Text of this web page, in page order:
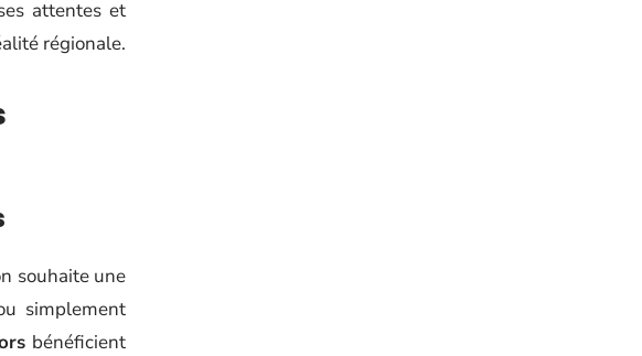
attentes et
régionale.
souhaite une
simplement
bénéficient